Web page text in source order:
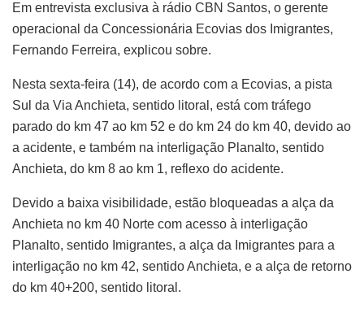
Em entrevista exclusiva à rádio CBN Santos, o gerente
operacional da Concessionária Ecovias dos Imigrantes,
Fernando Ferreira, explicou sobre.
Nesta sexta-feira (14), de acordo com a Ecovias, a pista
Sul da Via Anchieta, sentido litoral, está com tráfego
parado do km 47 ao km 52 e do km 24 do km 40, devido ao
a acidente, e também na interligação Planalto, sentido
Anchieta, do km 8 ao km 1, reflexo do acidente.
Devido a baixa visibilidade, estão bloqueadas a alça da
Anchieta no km 40 Norte com acesso à interligação
Planalto, sentido Imigrantes, a alça da Imigrantes para a
interligação no km 42, sentido Anchieta, e a alça de retorno
do km 40+200, sentido litoral.